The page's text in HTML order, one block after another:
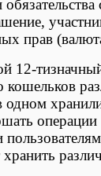
прав
12-
одном